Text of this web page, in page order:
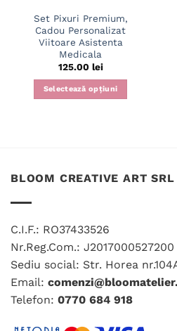
Set Pixuri Premium,
Cadou Personalizat
Viitoare Asistenta
Medicala
125.00 lei
Selectează opțiuni
BLOOM CREATIVE ART SRL
C.I.F.: RO37433526
Nr.Reg.Com.: J2017000527200
Sediu social: Str. Horea
Email:
Telefon: 0770 684 918